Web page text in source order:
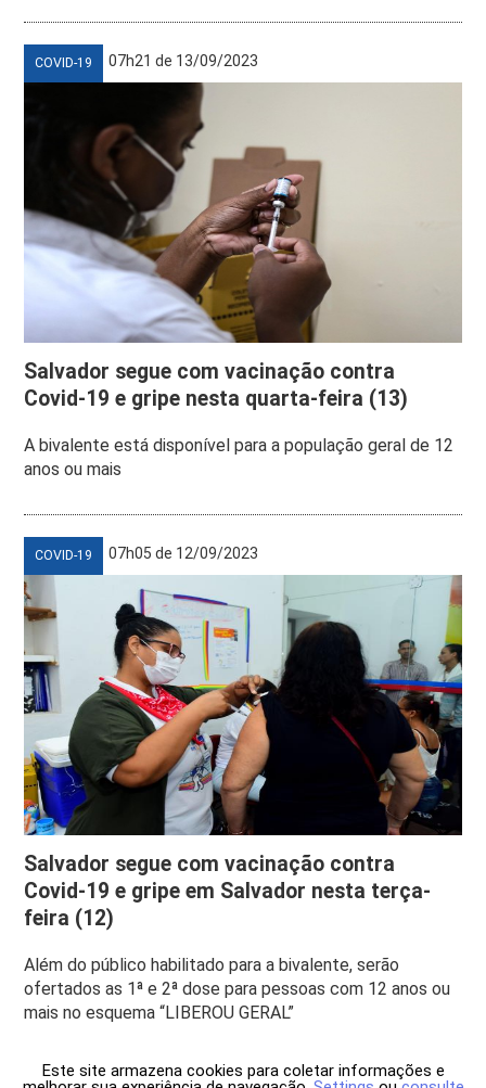
COVID-19 07h21 de 13/09/2023
Salvador segue com vacinação contra
Covid-19 e gripe nesta quarta-feira (13)
A bivalente está disponível para a população geral de 12
anos ou mais
COVID-19 07h05 de 12/09/2023
Salvador segue com vacinação contra
Covid-19 e gripe em Salvador nesta terça-
feira (12)
Além do público habilitado para a bivalente, serão
ofertados as 1ª e 2ª dose para pessoas com 12 anos ou
mais no esquema “LIBEROU GERAL”
Este site armazena cookies para coletar informações e